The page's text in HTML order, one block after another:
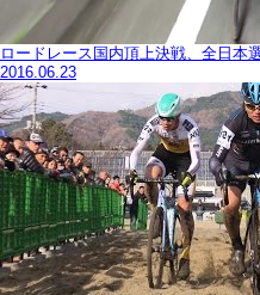
ロードレース国内頂上決戦、全日本
2016.06.23